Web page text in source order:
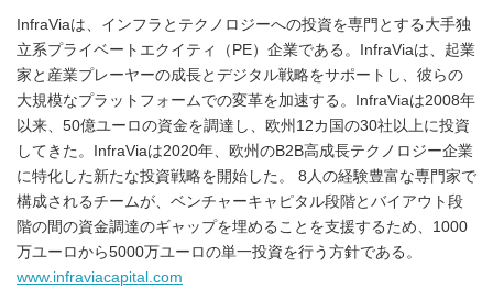
InfraViaは、インフラとテクノロジーへの投資を専門とする大手独
立系プライベートエクイティ（PE）企業である。InfraViaは、起業
家と産業プレーヤーの成長とデジタル戦略をサポートし、彼らの
大規模なプラットフォームでの変革を加速する。InfraViaは2008年
以来、50億ユーロの資金を調達し、欧州12カ国の30社以上に投資
してきた。InfraViaは2020年、欧州のB2B高成長テクノロジー企業
に特化した新たな投資戦略を開始した。 8人の経験豊富な専門家で
構成されるチームが、ベンチャーキャピタル段階とバイアウト段
階の間の資金調達のギャップを埋めることを支援するため、1000
万ユーロから5000万ユーロの単一投資を行う方針である。
www.infraviacapital.com